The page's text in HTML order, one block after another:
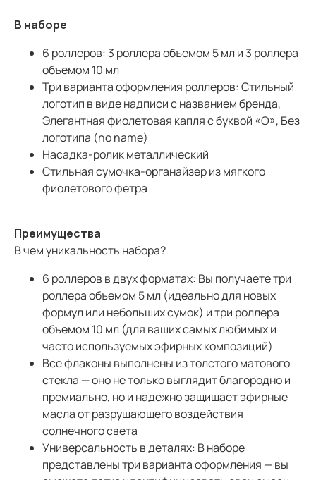
В наборе
6 роллеров: 3 роллера объемом 5 мл и 3 роллера
объемом 10 мл
Три варианта оформления роллеров: Стильный
логотип в виде надписи с названием бренда,
Элегантная фиолетовая капля с буквой «О», Без
логотипа (no name)
Насадка-ролик металлический
Стильная сумочка-органайзер из мягкого
фиолетового фетра
Преимущества
В чем уникальность набора?
6 роллеров в двух форматах: Вы получаете три
роллера объемом 5 мл (идеально для новых
формул или небольших сумок) и три роллера
объемом 10 мл (для ваших самых любимых и
часто используемых эфирных композиций)
Все флаконы выполнены из толстого матового
стекла — оно не только выглядит благородно и
премиально, но и надежно защищает эфирные
масла от разрушающего воздействия
солнечного света
Универсальность в деталях: В наборе
представлены три варианта оформления — вы